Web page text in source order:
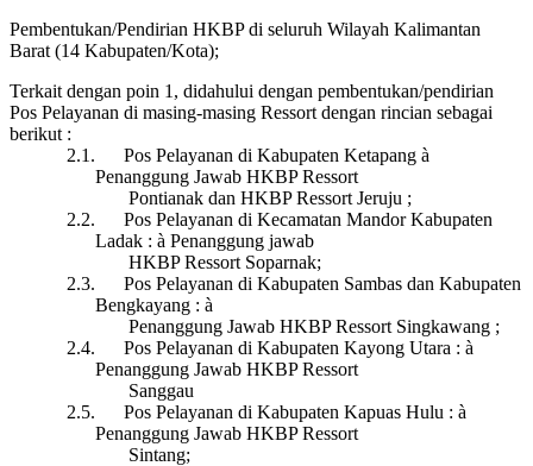
Pembentukan/Pendirian HKBP di seluruh Wilayah Kalimantan
Barat (14 Kabupaten/Kota);
Terkait dengan poin 1, didahului dengan pembentukan/pendirian
Pos Pelayanan di masing-masing Ressort dengan rincian sebagai
berikut :
2.1.
Pos Pelayanan di Kabupaten Ketapang à
Penanggung Jawab HKBP Ressort
Pontianak dan HKBP Ressort Jeruju ;
2.2.
Pos Pelayanan di Kecamatan Mandor Kabupaten
Ladak : à Penanggung jawab
HKBP Ressort Soparnak;
2.3.
Pos Pelayanan di Kabupaten Sambas dan Kabupaten
Bengkayang : à
Penanggung Jawab HKBP Ressort Singkawang ;
2.4.
Pos Pelayanan di Kabupaten Kayong Utara : à
Penanggung Jawab HKBP Ressort
Sanggau
2.5.
Pos Pelayanan di Kabupaten Kapuas Hulu : à
Penanggung Jawab HKBP Ressort
Sintang;